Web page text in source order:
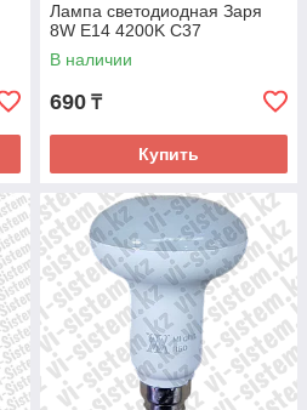
Лампа светодиодная Заря
8W E14 4200K C37
В наличии
690 ₸
Купить